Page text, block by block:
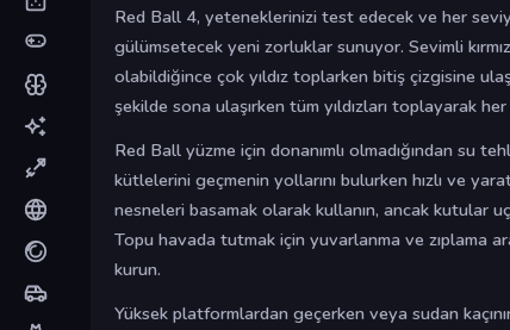
Red Ball 4, yeteneklerinizi test edecek ve her
gülümsetecek yeni zorluklar sunuyor. Sevimli
olabildiğince çok yıldız toplarken bitiş çizgisine
şekilde sona ulaşırken tüm yıldızları toplayarak
Red Ball yüzme için donanımlı olmadığından su
kütlelerini geçmenin yollarını bulurken hızlı ve
nesneleri basamak olarak kullanın, ancak kutular
Topu havada tutmak için yuvarlanma ve zıplama
kurun.
Yüksek platformlardan geçerken veya sudan